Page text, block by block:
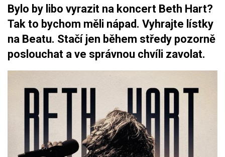
Bylo by libo vyrazit na koncert Beth Hart?
Tak to bychom měli nápad. Vyhrajte lístky
na Beatu. Stačí jen během středy pozorně
poslouchat a ve správnou chvíli zavolat.